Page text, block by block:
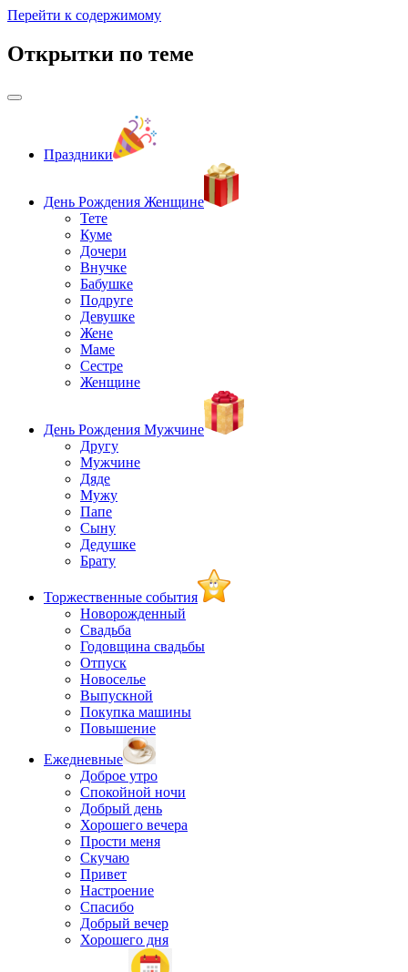
Перейти к содержимому
Открытки по теме
Праздники
День Рождения Женщине
Тете
Куме
Дочери
Внучке
Бабушке
Подруге
Девушке
Жене
Маме
Сестре
Женщине
День Рождения Мужчине
Другу
Мужчине
Дяде
Мужу
Папе
Сыну
Дедушке
Брату
Торжественные события
Новорожденный
Свадьба
Годовщина свадьбы
Отпуск
Новоселье
Выпускной
Покупка машины
Повышение
Ежедневные
Доброе утро
Спокойной ночи
Добрый день
Хорошего вечера
Прости меня
Скучаю
Привет
Настроение
Спасибо
Добрый вечер
Хорошего дня